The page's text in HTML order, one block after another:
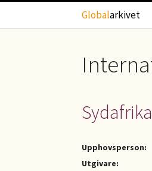
Hoppa till huvudinnehåll
Globalarkivet
Upphovsperson:
Utgivare: